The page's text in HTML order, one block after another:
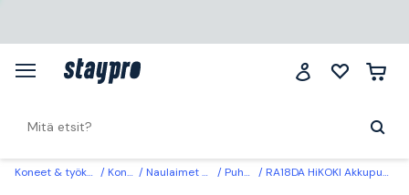
Koneet & työkalut Koneet Naulaimet & nitojat Puhaltimet RA18DA HiKOKI Akkupuhallin ilman akkua ja laturia